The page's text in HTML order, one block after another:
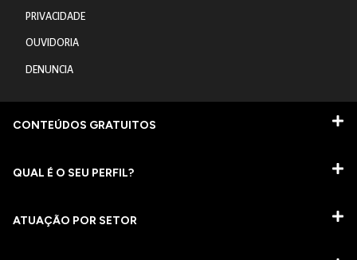
PRIVACIDADE
OUVIDORIA
DENUNCIA
CONTEÚDOS GRATUITOS
QUAL É O SEU PERFIL?
ATUAÇÃO POR SETOR